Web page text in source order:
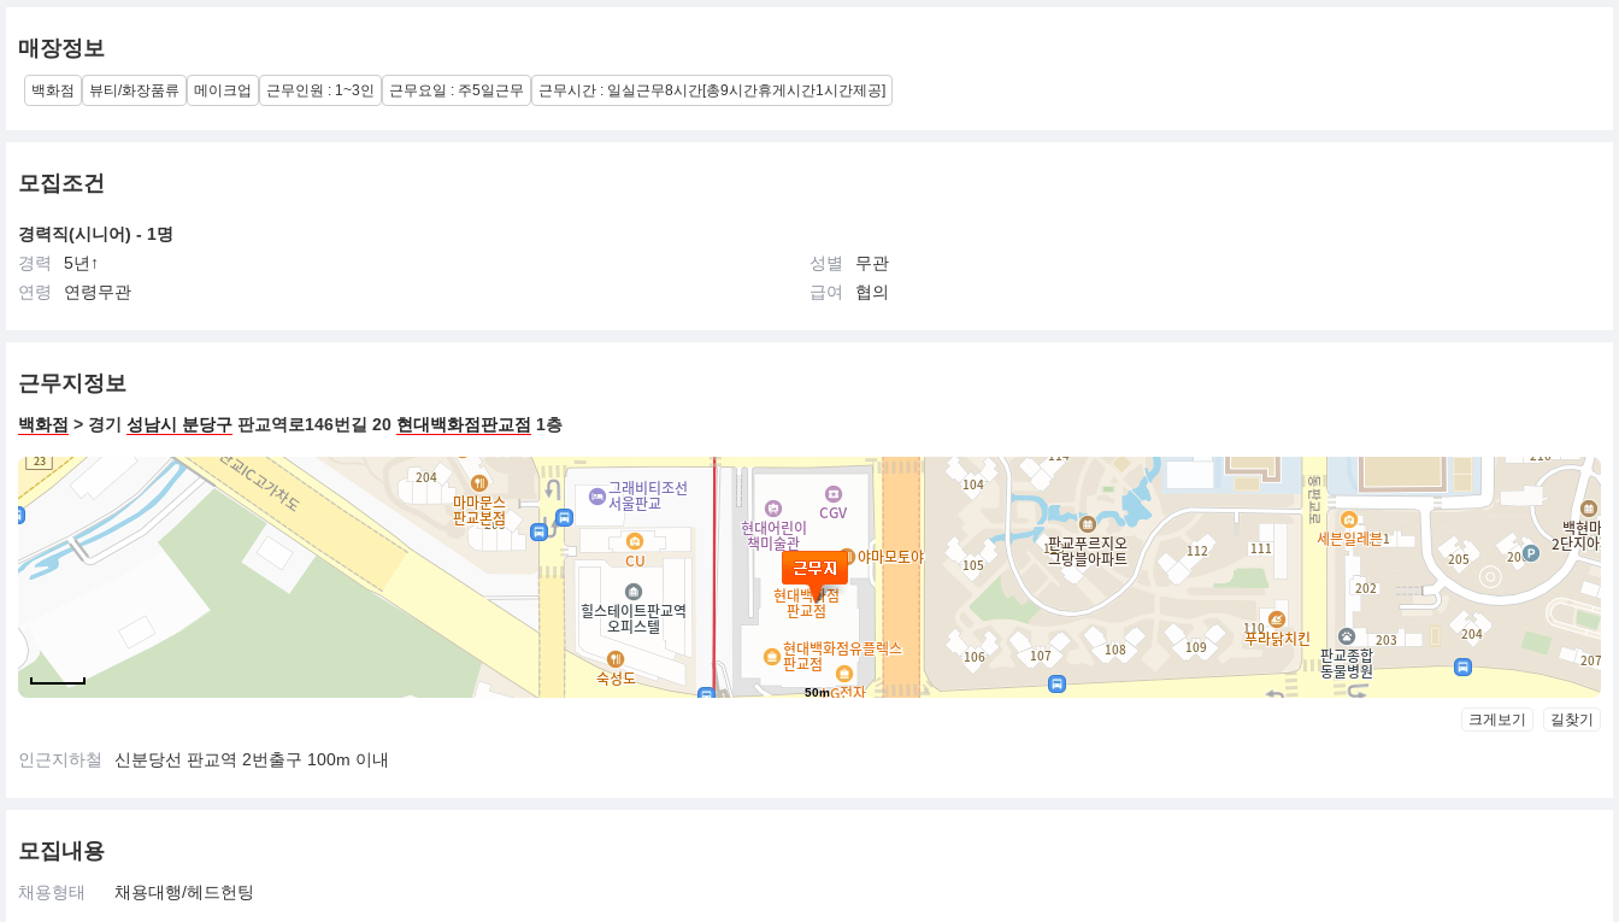
매장정보
백화점 뷰티/화장품류 메이크업 근무인원 : 1~3인 근무요일 : 주5일근무 근무시간 : 일실근무8시간[총9시간휴게시간1시간제공]
모집조건
경력직(시니어) - 1명
경력
5년↑ 성별
무관
연령
연령무관 급여 협의
근무지정보
백화점 > 경기 성남시 분당구 판교역로146번길 20 현대백화점판교점 1층
50m
크게보기 길찾기
인근지하철 신분당선 판교역 2번출구 100m 이내
모집내용
채용형태 채용대행/헤드헌팅